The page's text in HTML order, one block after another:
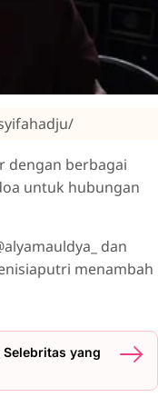
dengan berbagai
untuk hubungan
dan
menambah
Selebritas yang